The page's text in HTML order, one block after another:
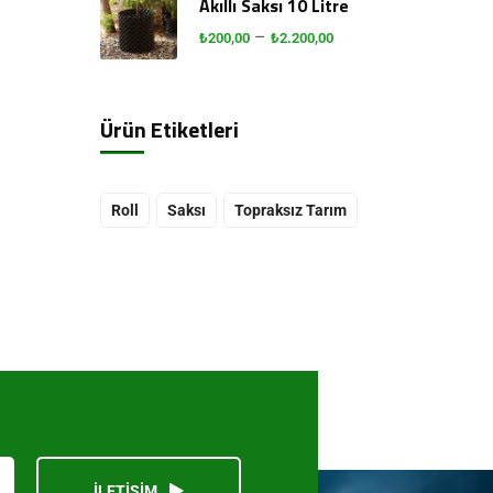
Akıllı Saksı 10 Litre
₺200,00 – ₺2.200,00
Ürün Etiketleri
Roll Saksı Topraksız Tarım